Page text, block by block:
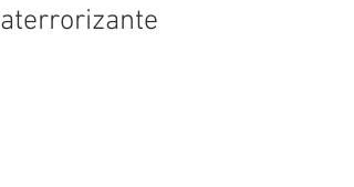
aterrorizante